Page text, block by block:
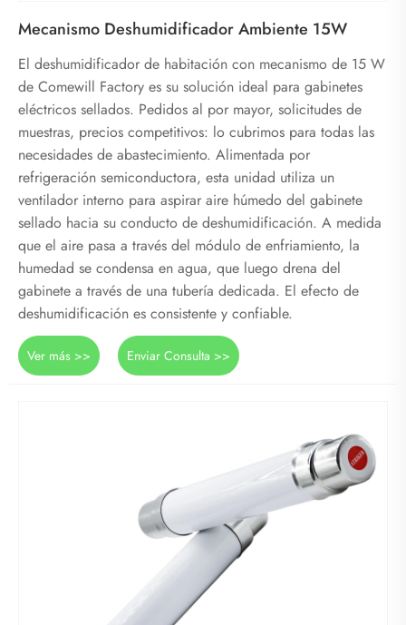
Mecanismo Deshumidificador Ambiente 15W
El deshumidificador de habitación con mecanismo de 15 W
de Comewill Factory es su solución ideal para gabinetes
eléctricos sellados. Pedidos al por mayor, solicitudes de
muestras, precios competitivos: lo cubrimos para todas las
necesidades de abastecimiento. Alimentada por
refrigeración semiconductora, esta unidad utiliza un
ventilador interno para aspirar aire húmedo del gabinete
sellado hacia su conducto de deshumidificación. A medida
que el aire pasa a través del módulo de enfriamiento, la
humedad se condensa en agua, que luego drena del
gabinete a través de una tubería dedicada. El efecto de
deshumidificación es consistente y confiable.
Ver más >> Enviar Consulta >>